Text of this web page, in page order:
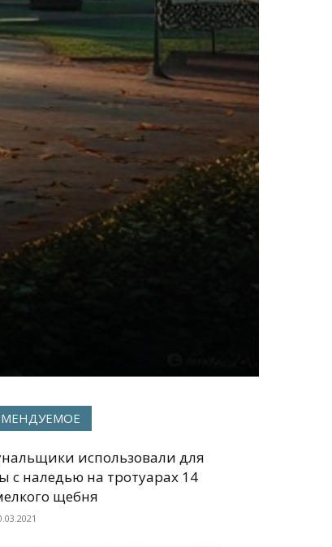
использовали для
с наледью на тротуарах 14
щебня